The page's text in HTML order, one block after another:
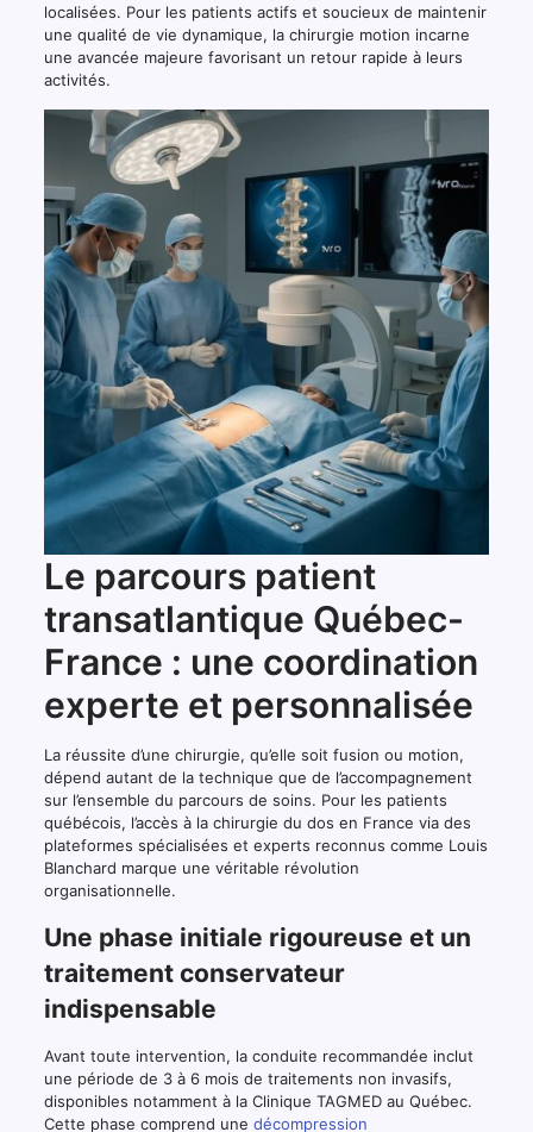
localisées. Pour les patients actifs et soucieux de maintenir
une qualité de vie dynamique, la chirurgie motion incarne
une avancée majeure favorisant un retour rapide à leurs
activités.
Le parcours patient
transatlantique Québec-
France : une coordination
experte et personnalisée
La réussite d’une chirurgie, qu’elle soit fusion ou motion,
dépend autant de la technique que de l’accompagnement
sur l’ensemble du parcours de soins. Pour les patients
québécois, l’accès à la chirurgie du dos en France via des
plateformes spécialisées et experts reconnus comme Louis
Blanchard marque une véritable révolution
organisationnelle.
Une phase initiale rigoureuse et un
traitement conservateur
indispensable
Avant toute intervention, la conduite recommandée inclut
une période de 3 à 6 mois de traitements non invasifs,
disponibles notamment à la Clinique TAGMED au Québec.
Cette phase comprend une décompression